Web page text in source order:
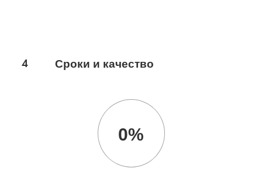
4 Сроки и качество
0%